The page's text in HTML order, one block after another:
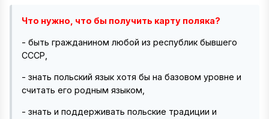
Что нужно, что бы получить карту поляка?
- быть гражданином любой из республик бывшего
СССР,
- знать польский язык хотя бы на базовом уровне и
считать его родным языком,
- знать и поддерживать польские традиции и